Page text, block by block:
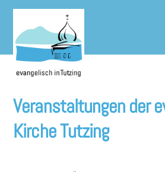
Skip
content
Veranstaltungen der
Kirche Tutzing